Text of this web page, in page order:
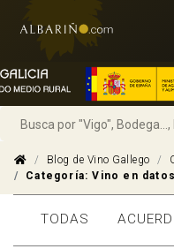
Blog de Vino Gallego
Categoría:Vino en datos
TODAS